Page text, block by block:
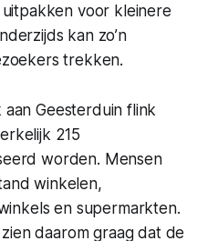
voor kleinere
kan zo’n
trekken.
Geesterduin flink
215
worden. Mensen
winkelen,
en supermarkten.
daarom graag dat de